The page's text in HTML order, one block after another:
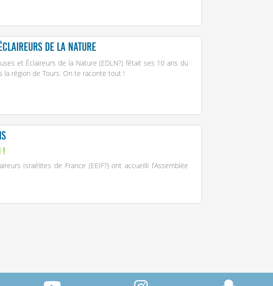
de la Nature
et Éclaireurs de la Nature (EDLN?) fêtait ses 10 ans du
la région de Tours. On te raconte tout !
!
Israélites de France (EEIF?) ont accueilli l’Assemblée
la fédération du Scoutisme Français.